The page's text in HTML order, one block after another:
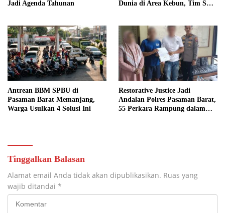
Jadi Agenda Tahunan
Dunia di Area Kebun, Tim SAR
Antrean BBM SPBU di
Pasaman Barat Memanjang,
Warga Usulkan 4 Solusi Ini
Restorative Justice Jadi
Andalan Polres Pasaman Barat,
55 Perkara Rampung dalam
Tinggalkan Balasan
Alamat email Anda tidak akan dipublikasikan. Ruas yang
wajib ditandai *